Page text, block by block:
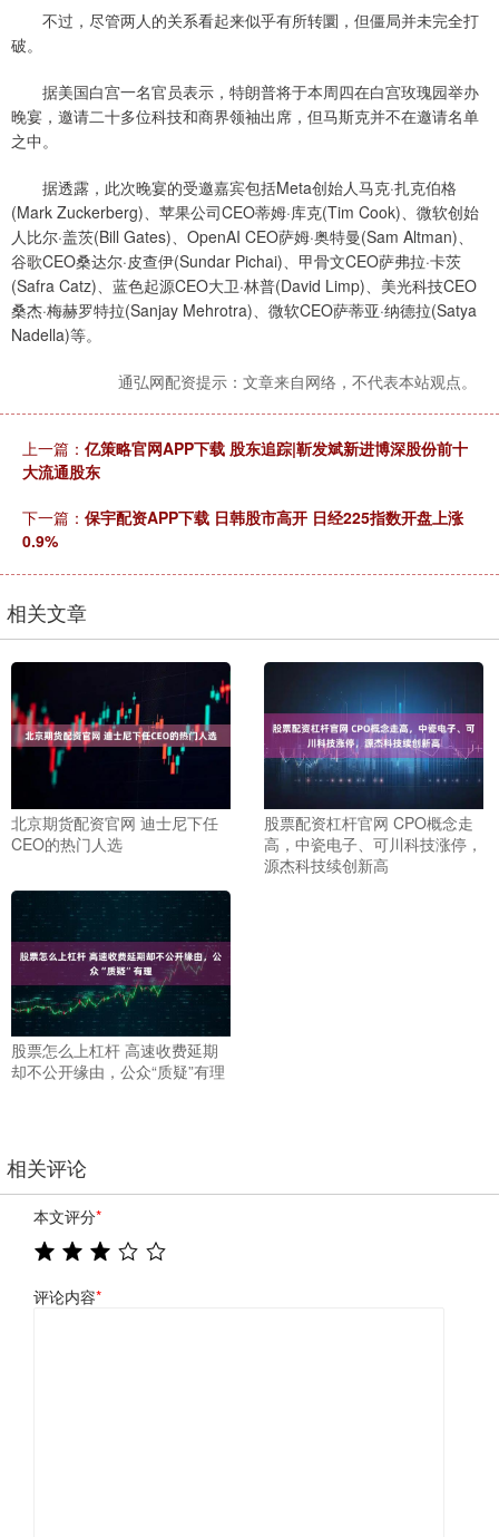
不过，尽管两人的关系看起来似乎有所转圜，但僵局并未完全打
破。
据美国白宫一名官员表示，特朗普将于本周四在白宫玫瑰园举办
晚宴，邀请二十多位科技和商界领袖出席，但马斯克并不在邀请名单
之中。
据透露，此次晚宴的受邀嘉宾包括Meta创始人马克·扎克伯格
(Mark Zuckerberg)、苹果公司CEO蒂姆·库克(Tim Cook)、微软创始
人比尔·盖茨(Bill Gates)、OpenAI CEO萨姆·奥特曼(Sam Altman)、
谷歌CEO桑达尔·皮查伊(Sundar Pichai)、甲骨文CEO萨弗拉·卡茨
(Safra Catz)、蓝色起源CEO大卫·林普(David Limp)、美光科技CEO
桑杰·梅赫罗特拉(Sanjay Mehrotra)、微软CEO萨蒂亚·纳德拉(Satya
Nadella)等。
通弘网配资提示：文章来自网络，不代表本站观点。
上一篇： 亿策略官网APP下载 股东追踪|靳发斌新进博深股份前十
大流通股东
下一篇： 保宇配资APP下载 日韩股市高开 日经225指数开盘上涨
0.9%
相关文章
北京期货配资官网 迪士尼下任
CEO的热门人选
股票配资杠杆官网 CPO概念走
高，中瓷电子、可川科技涨停，
源杰科技续创新高
股票怎么上杠杆 高速收费延期
却不公开缘由，公众“质疑”有理
相关评论
本文评分*
评论内容*